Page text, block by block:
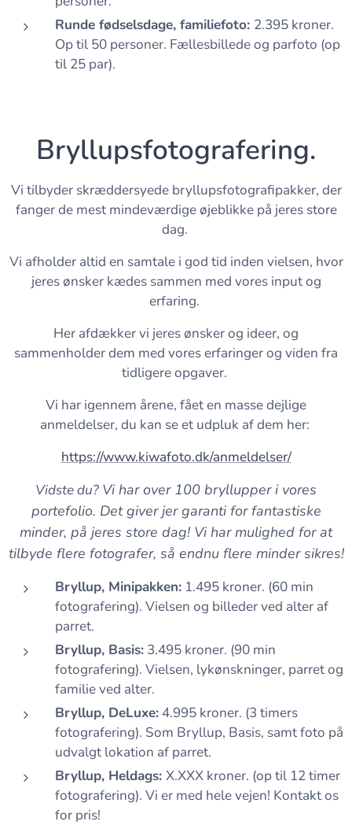
Runde fødselsdage, familiefoto: 2.395 kroner.
Op til 50 personer. Fællesbillede og parfoto (op
til 25 par).
Bryllupsfotografering.
Vi tilbyder skræddersyede bryllupsfotografipakker, der
fanger de mest mindeværdige øjeblikke på jeres store
dag.
Vi afholder altid en samtale i god tid inden vielsen, hvor
jeres ønsker kædes sammen med vores input og
erfaring.
Her afdækker vi jeres ønsker og ideer, og
sammenholder dem med vores erfaringer og viden fra
tidligere opgaver.
Vi har igennem årene, fået en masse dejlige
anmeldelser, du kan se et udpluk af dem her:
https://www.kiwafoto.dk/anmeldelser/
Vidste du? Vi har over 100 bryllupper i vores
portefolio. Det giver jer garanti for fantastiske
minder, på jeres store dag! Vi har mulighed for at
tilbyde flere fotografer, så endnu flere minder sikres!
Bryllup, Minipakken: 1.495 kroner. (60 min
fotografering). Vielsen og billeder ved alter af
parret.
Bryllup, Basis: 3.495 kroner. (90 min
fotografering). Vielsen, lykønskninger, parret og
familie ved alter.
Bryllup, DeLuxe: 4.995 kroner. (3 timers
fotografering). Som Bryllup, Basis, samt foto på
udvalgt lokation af parret.
Bryllup, Heldags: X.XXX kroner. (op til 12 timer
fotografering). Vi er med hele vejen! Kontakt os
for pris!